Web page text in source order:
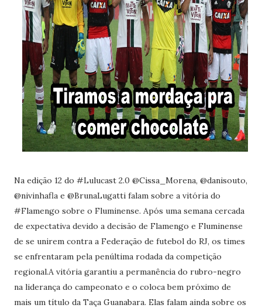
Na edição 12 do #Lulucast 2.0 @Cissa_Morena, @danisouto,
@nivinhafla e @BrunaLugatti falam sobre a vitória do
#Flamengo sobre o Fluminense. Após uma semana cercada
de expectativa devido a decisão de Flamengo e Fluminense
de se unirem contra a Federação de futebol do RJ, os times
se enfrentaram pela penúltima rodada da competição
regional.A vitória garantiu a permanência do rubro-negro
na liderança do campeonato e o coloca bem próximo de
mais um título da Taça Guanabara. Elas falam ainda sobre os